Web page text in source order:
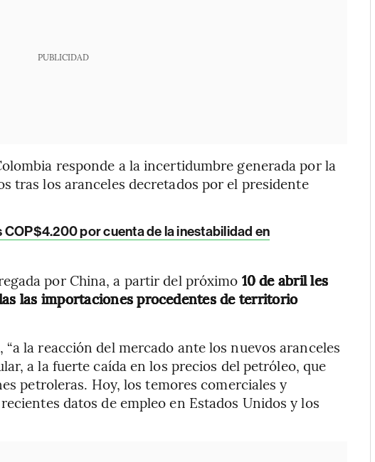
PUBLICIDAD
responde a la incertidumbre generada por la
tras los aranceles decretados por el presidente
por cuenta de la inestabilidad en
por China, a partir del próximo 10 de abril les
las importaciones procedentes de territorio
la reacción del mercado ante los nuevos aranceles
a la fuerte caída en los precios del petróleo, que
petroleras. Hoy, los temores comerciales y
datos de empleo en Estados Unidos y los